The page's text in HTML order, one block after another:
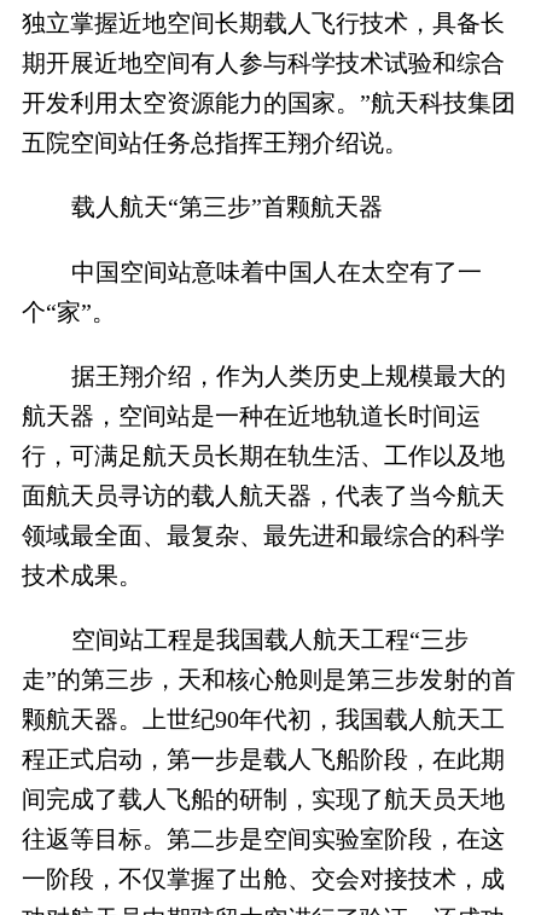
独立掌握近地空间长期载人飞行技术，具备长
期开展近地空间有人参与科学技术试验和综合
开发利用太空资源能力的国家。”航天科技集团
五院空间站任务总指挥王翔介绍说。
载人航天“第三步”首颗航天器
中国空间站意味着中国人在太空有了一
个“家”。
据王翔介绍，作为人类历史上规模最大的
航天器，空间站是一种在近地轨道长时间运
行，可满足航天员长期在轨生活、工作以及地
面航天员寻访的载人航天器，代表了当今航天
领域最全面、最复杂、最先进和最综合的科学
技术成果。
空间站工程是我国载人航天工程“三步
走”的第三步，天和核心舱则是第三步发射的首
颗航天器。上世纪90年代初，我国载人航天工
程正式启动，第一步是载人飞船阶段，在此期
间完成了载人飞船的研制，实现了航天员天地
往返等目标。第二步是空间实验室阶段，在这
一阶段，不仅掌握了出舱、交会对接技术，成